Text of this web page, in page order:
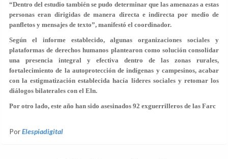
“Dentro del estudio también se pudo determinar que las amenazas a estas
personas eran dirigidas de manera directa e indirecta por medio de
panfletos y mensajes de texto”, manifestó el coordinador.
Según el informe establecido, algunas organizaciones sociales y
plataformas de derechos humanos plantearon como solución consolidar
una presencia integral y efectiva dentro de las zonas rurales,
fortalecimiento de la autoprotección de indígenas y campesinos, acabar
con la estigmatización establecida hacía líderes sociales y retomar los
diálogos bilaterales con el Eln.
Por otro lado, este año han sido asesinados 92 exguerrilleros de las Farc
PorElespiadigital